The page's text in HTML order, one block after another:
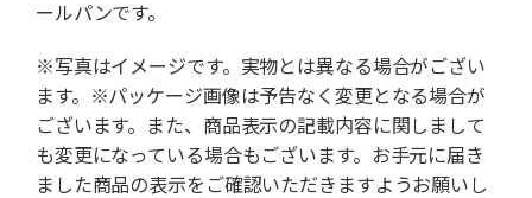
ールパンです。
※写真はイメージです。実物とは異なる場合がござい
ます。※パッケージ画像は予告なく変更となる場合が
ございます。また、商品表示の記載内容に関しまして
も変更になっている場合もございます。お手元に届き
ました商品の表示をご確認いただきますようお願いし